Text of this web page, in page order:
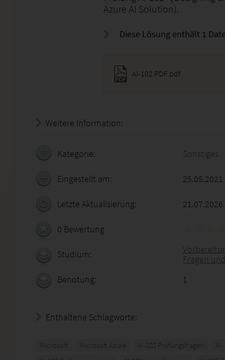
Azure AI Solution).
Diese Lösung enthält 1
AI-102 PDF.pdf
Weitere Information:
Kategorie: Sonstiges
Eingestellt am:
Letzte Aktualisierung: 21.07.2026
0 Bewertung
Studium:
Fragen
Benotung:
1
Enthaltene Schlagworte:
Microsoft Microsoft Azure AI-102 Prüfungsfragen